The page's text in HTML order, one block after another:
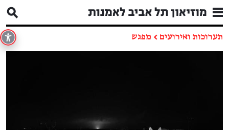
תערוכות ואירועים ← מפגש